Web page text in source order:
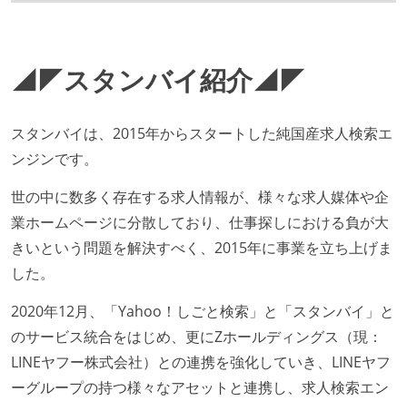
◢◤スタンバイ紹介◢◤
スタンバイは、2015年からスタートした純国産求人検索エ
ンジンです。
世の中に数多く存在する求人情報が、様々な求人媒体や企
業ホームページに分散しており、仕事探しにおける負が大
きいという問題を解決すべく、2015年に事業を立ち上げま
した。
2020年12月、「Yahoo！しごと検索」と「スタンバイ」と
のサービス統合をはじめ、更にZホールディングス（現：
LINEヤフー株式会社）との連携を強化していき、LINEヤフ
ーグループの持つ様々なアセットと連携し、求人検索エン